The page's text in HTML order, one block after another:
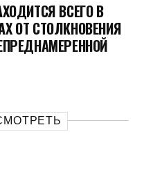
ВСЕГО В
ОТ СТОЛКНОВЕНИЯ